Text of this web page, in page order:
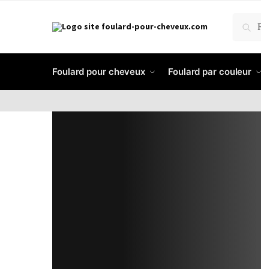
Foulard pour cheveux Foulard par couleur